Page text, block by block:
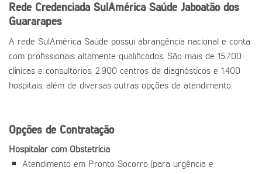
Rede Credenciada SulAmérica Saúde Jaboatão dos
Guararapes
A rede SulAmérica Saúde possui abrangência nacional e conta
com profissionais altamente qualificados. São mais de 15.700
clínicas e consultórios, 2.900 centros de diagnósticos e 1.400
hospitais, além de diversas outras opções de atendimento.
Opções de Contratação
Hospitalar com Obstetrícia
Atendimento em Pronto Socorro (para urgência e